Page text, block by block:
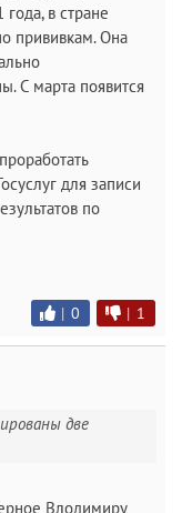
в стране
прививкам. Она
С марта появится
для записи
по
| 0 | 1
две
Влодимиру